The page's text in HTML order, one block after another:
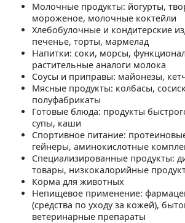
Молочные продукты: йогурты,
мороженое, молочные коктейли
Хлебобулочные и кондитерские
печенье, торты, мармелад
Напитки: соки, морсы,
растительные аналоги молока
Соусы и приправы: майонезы,
Мясные продукты: колбасы,
полуфабрикаты
Готовые блюда: продукты
супы, каши
Спортивное питание:
гейнеры, аминокислотные
Специализированные продукты:
товары, низкокалорийные
Корма для животных
Непищевое применение:
(средства по уходу за кожей),
ветеринарные препараты